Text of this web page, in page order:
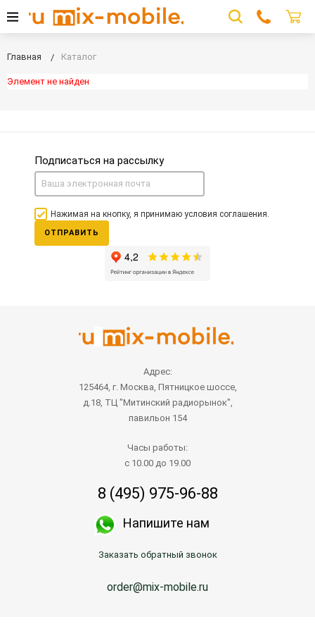
Главная Каталог
Элемент не найден
Подписаться на рассылку
Нажимая на кнопку, я принимаю условия соглашения.
ОТПРАВИТЬ
Адрес:
125464, г. Москва, Пятницкое шоссе,
д.18, ТЦ "Митинский радиорынок",
павильон 154
Часы работы:
с 10.00 до 19.00
8 (495) 975-96-88
Напишите нам
Заказать обратный звонок
order@mix-mobile.ru